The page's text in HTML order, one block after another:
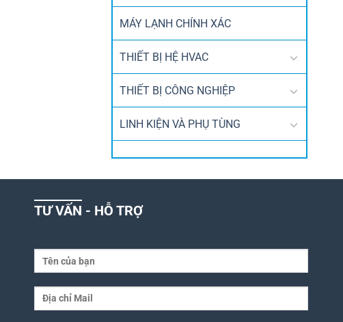
MÁY LẠNH CHÍNH XÁC
THIẾT BỊ HỆ HVAC
THIẾT BỊ CÔNG NGHIỆP
LINH KIỆN VÀ PHỤ TÙNG
TƯ VẤN - HỖ TRỢ